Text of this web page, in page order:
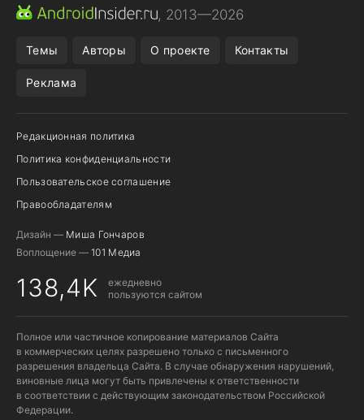
МЕССЕНДЖЕРЫ ONE UI 8.5
, 2013—2026
Темы Авторы О проекте Контакты
Реклама
Редакционная политика
Политика конфиденциальности
Пользовательское соглашение
Правообладателям
Дизайн — Миша Гончаров
Воплощение — 101 Медиа
138,4K
ежедневно
пользуются сайтом
Полное или частичное копирование материалов Сайта
в коммерческих целях разрешено только с письменного
разрешения владельца Сайта. В случае обнаружения нарушений,
виновные лица могут быть привлечены к ответственности
в соответствии с действующим законодательством Российской
Федерации.